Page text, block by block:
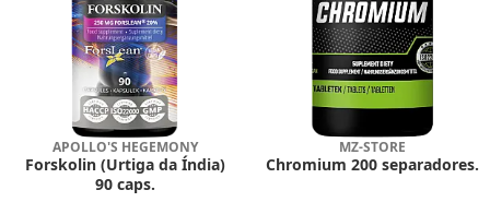
APOLLO'S HEGEMONY
Forskolin (Urtiga da Índia)
90 caps.
MZ-STORE
Chromium 200 separadores.